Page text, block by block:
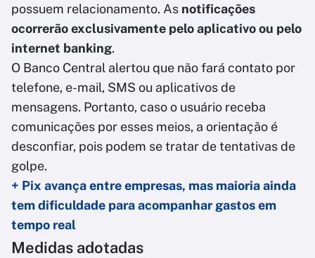
possuem relacionamento. As notificações
ocorrerão exclusivamente pelo aplicativo ou pelo
internet banking.
O Banco Central alertou que não fará contato por
telefone, e-mail, SMS ou aplicativos de
mensagens. Portanto, caso o usuário receba
comunicações por esses meios, a orientação é
desconfiar, pois podem se tratar de tentativas de
golpe.
+ Pix avança entre empresas, mas maioria ainda
tem dificuldade para acompanhar gastos em
tempo real
Medidas adotadas